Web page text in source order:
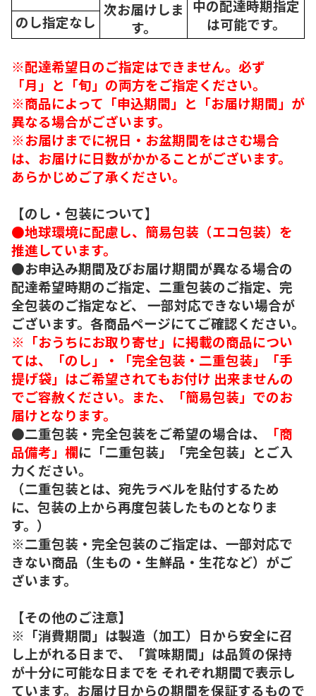
中の配達時期指定
は可能です。
次お届けしま
す。
のし指定なし
※配達希望日のご指定はできません。必ず
「月」と「旬」の両方をご指定ください。
※商品によって「申込期間」と「お届け期間」が
異なる場合がございます。
※お届けまでに祝日・お盆期間をはさむ場合
は、お届けに日数がかかることがございます。
あらかじめご了承ください。
【のし・包装について】
●地球環境に配慮し、簡易包装（エコ包装）を
推進しています。
●お申込み期間及びお届け期間が異なる場合の
配達希望時期のご指定、二重包装のご指定、完
全包装のご指定など、 一部対応できない場合が
ございます。各商品ページにてご確認ください。
※「おうちにお取り寄せ」に掲載の商品につい
ては、「のし」・「完全包装・二重包装」「手
提げ袋」はご希望されてもお付け 出来ませんの
でご容赦ください。また、「簡易包装」でのお
届けとなります。
●二重包装・完全包装をご希望の場合は、
「商
品備考」欄に「二重包装」「完全包装」とご入
力ください。
（二重包装とは、宛先ラベルを貼付するため
に、包装の上から再度包装したものとなりま
す。）
※二重包装・完全包装のご指定は、一部対応で
きない商品（生もの・生鮮品・生花など）がご
ざいます。
【その他のご注意】
※「消費期間」は製造（加工）日から安全に召
し上がれる日まで、「賞味期間」は品質の保持
が十分に可能な日までを それぞれ期間で表示し
ています。お届け日からの期間を保証するもので